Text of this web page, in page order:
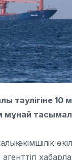
тәулігіне 10
мұнай
әкімшілік